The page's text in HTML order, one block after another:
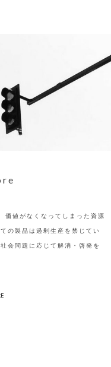
価値がなくなってしまった資源
の製品は過剰生産を禁じてい
会問題に応じて解消・啓発を